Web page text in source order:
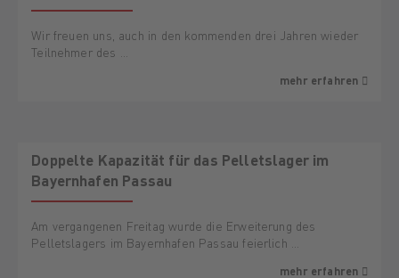
Wir freuen uns, auch in den kommenden drei Jahren wieder
Teilnehmer des …
mehr erfahren
Doppelte Kapazität für das Pelletslager im
Bayernhafen Passau
Am vergangenen Freitag wurde die Erweiterung des
Pelletslagers im Bayernhafen Passau feierlich …
mehr erfahren